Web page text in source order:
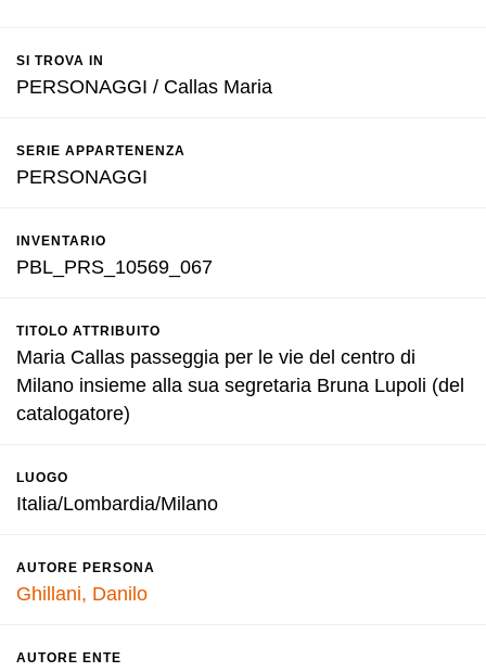
SI TROVA IN
PERSONAGGI / Callas Maria
SERIE APPARTENENZA
PERSONAGGI
INVENTARIO
PBL_PRS_10569_067
TITOLO ATTRIBUITO
Maria Callas passeggia per le vie del centro di
Milano insieme alla sua segretaria Bruna Lupoli (del
catalogatore)
LUOGO
Italia/Lombardia/Milano
AUTORE PERSONA
Ghillani, Danilo
AUTORE ENTE